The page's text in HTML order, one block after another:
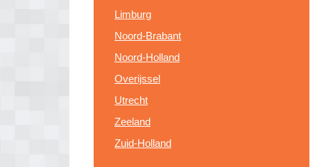
Limburg
Noord-Brabant
Noord-Holland
Overijssel
Utrecht
Zeeland
Zuid-Holland